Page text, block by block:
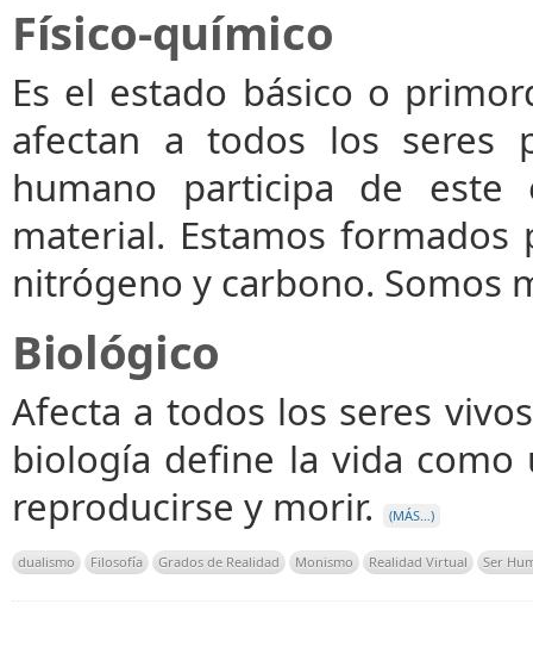
Físico-químico
Es el estado básico o
afectan a todos los seres
humano participa de este
material. Estamos
nitrógeno y carbono. Somos
Biológico
Afecta a todos los seres
biología define la vida como
reproducirse y morir.
(MÁS…)
dualismo Filosofía Grados de Realidad Monismo Realidad Virtual Ser